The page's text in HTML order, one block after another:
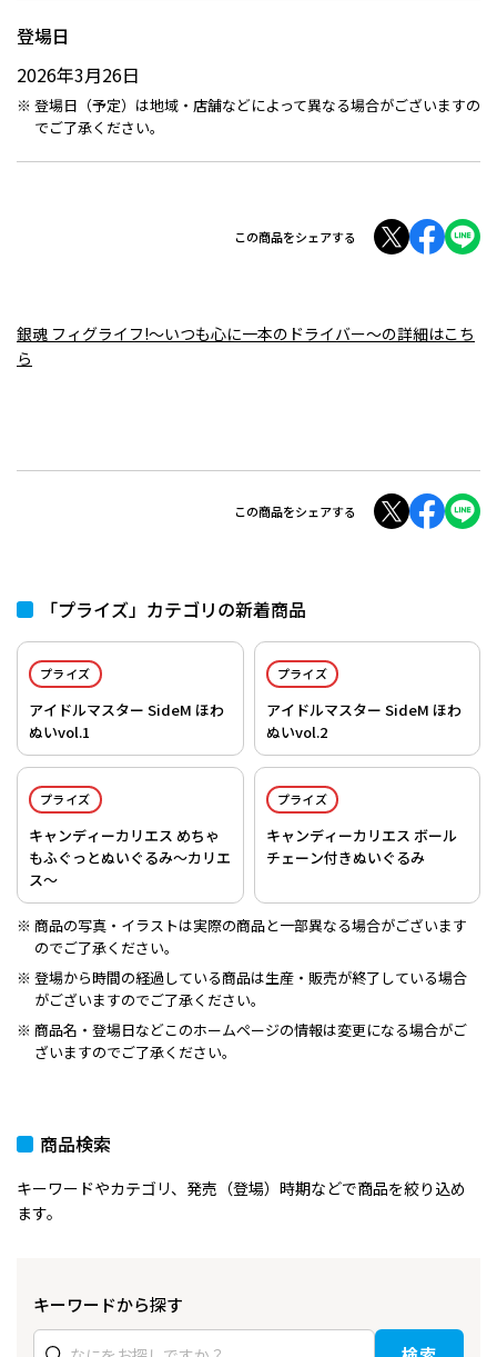
登場日
2026年3月26日
登場日（予定）は地域・店舗などによって異なる場合がございますの
でご了承ください。
この商品をシェアする
銀魂 フィグライフ!～いつも心に一本のドライバー～の詳細はこち
ら
この商品をシェアする
「プライズ」カテゴリの新着商品
プライズ
アイドルマスター SideM ほわ
ぬいvol.1
プライズ
アイドルマスター SideM ほわ
ぬいvol.2
プライズ
キャンディーカリエス めちゃ
もふぐっとぬいぐるみ～カリエ
ス～
プライズ
キャンディーカリエス ボール
チェーン付きぬいぐるみ
商品の写真・イラストは実際の商品と一部異なる場合がございます
のでご了承ください。
登場から時間の経過している商品は生産・販売が終了している場合
がございますのでご了承ください。
商品名・登場日などこのホームページの情報は変更になる場合がご
ざいますのでご了承ください。
商品検索
キーワードやカテゴリ、発売（登場）時期などで商品を絞り込め
ます。
キーワードから探す